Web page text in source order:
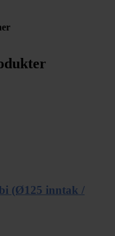
(Ø125 inntak /